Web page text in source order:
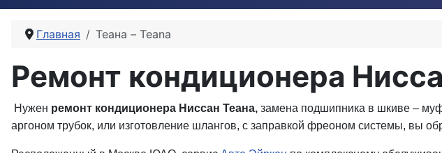
Главная Теана – Teana
Ремонт кондиционера
Нужен ремонт кондиционера Ниссан Теана, замена подшипника в шкиве –
аргоном трубок, или изготовление шлангов, с заправкой фреоном системы, вы